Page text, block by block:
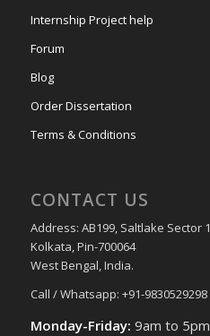
Internship Project help
Forum
Blog
Order Dissertation
Terms & Conditions
CONTACT US
Address: AB199, Saltlake Sector 1
Kolkata, Pin-700064
West Bengal, India.
Call / Whatsapp: +91-9830529298
Monday-Friday: 9am to 5pm